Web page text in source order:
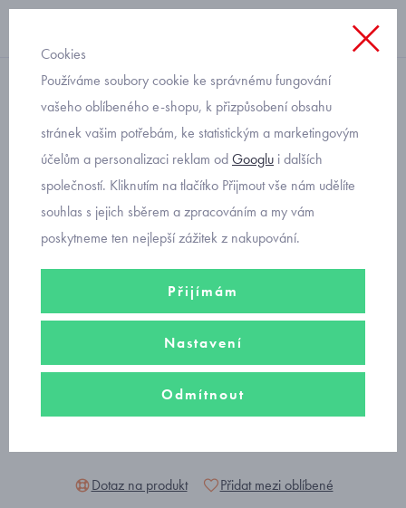
teplé, sametové
teplý overal pro miminko
Mayoral 2601-2
Dotaz na produkt
Přidat mezi oblíbené
Cookies
Používáme soubory cookie ke správnému fungování
vašeho oblíbeného e-shopu, k přizpůsobení obsahu
stránek vašim potřebám, ke statistickým a marketingovým
účelům a personalizaci reklam odGooglu i dalších
společností. Kliknutím na tlačítko Přijmout vše nám udělíte
souhlas s jejich sběrem a zpracováním a my vám
poskytneme ten nejlepší zážitek z nakupování.
Přijímám
Nastavení
Odmítnout